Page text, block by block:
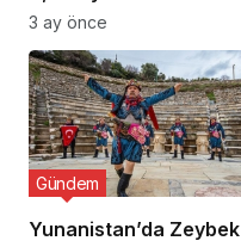
3 ay önce
Yunanistan’da Zeybek
Gündem